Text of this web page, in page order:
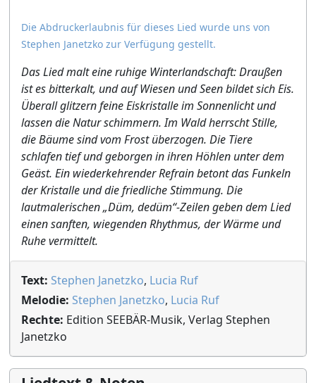
Die Abdruckerlaubnis für dieses Lied wurde uns von
Stephen Janetzko zur Verfügung gestellt.
Das Lied malt eine ruhige Winterlandschaft: Draußen
ist es bitterkalt, und auf Wiesen und Seen bildet sich Eis.
Überall glitzern feine Eiskristalle im Sonnenlicht und
lassen die Natur schimmern. Im Wald herrscht Stille,
die Bäume sind vom Frost überzogen. Die Tiere
schlafen tief und geborgen in ihren Höhlen unter dem
Geäst. Ein wiederkehrender Refrain betont das Funkeln
der Kristalle und die friedliche Stimmung. Die
lautmalerischen „Düm, dedüm“-Zeilen geben dem Lied
einen sanften, wiegenden Rhythmus, der Wärme und
Ruhe vermittelt.
Text: Stephen Janetzko, Lucia Ruf
Melodie: Stephen Janetzko, Lucia Ruf
Rechte: Edition SEEBÄR-Musik, Verlag Stephen
Janetzko